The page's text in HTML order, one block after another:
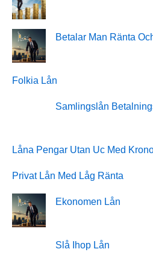
Betalar Man Ränta
Folkia Lån
Samlingslån
Låna Pengar Utan Uc Med
Privat Lån Med Låg Ränta
Ekonomen Lån
Slå Ihop Lån